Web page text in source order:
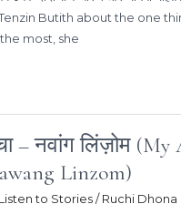
Butith about the one
most, she
– नवांग लिंज़ोम (My
Linzom)
Listen to Stories/ Ruchi Dhona